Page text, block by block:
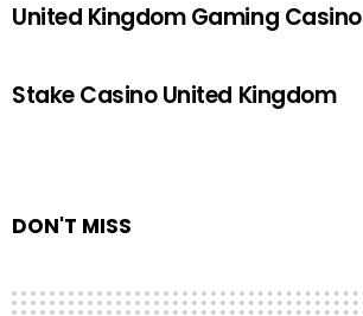
United Kingdom Gaming Casino
Stake Casino United Kingdom
DON'T MISS